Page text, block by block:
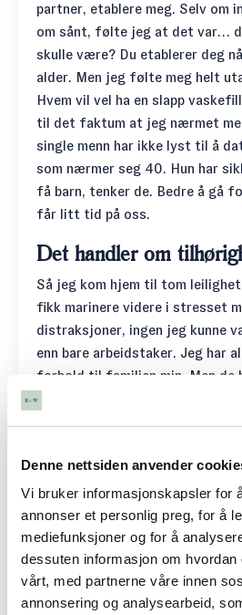
Denne nettsiden anvender
Vi bruker informasjonskapsler for
annonser et personlig preg, for å
mediefunksjoner og for å
dessuten informasjon om
vårt, med partnerne våre innen
annonsering og analysearbeid,
partner, etablere meg. Selv om
om sånt, følte jeg at det var…
skulle være? Du etablerer deg
alder. Men jeg følte meg helt
Hvem vil vel ha en slapp
til det faktum at jeg nærmet
single menn har ikke lyst til å
som nærmer seg 40. Hun har
få barn, tenker de. Bedre å gå
får litt tid på oss.
Det handler om
Så jeg kom hjem til tom
fikk marinere videre i stresset
distraksjoner, ingen jeg kunne
enn bare arbeidstaker. Jeg har
forhold til familien min. Men de
de etablerte seg med hus og
Men én etter én etablerte de seg
også. Jeg fant liksom ikke
alle andre fulgte. Og jeg hadde
herme etter som hadde gått
med et smil om munnen. Veien
mann og barn. Og når det som
mye av livet mitt – jobben –